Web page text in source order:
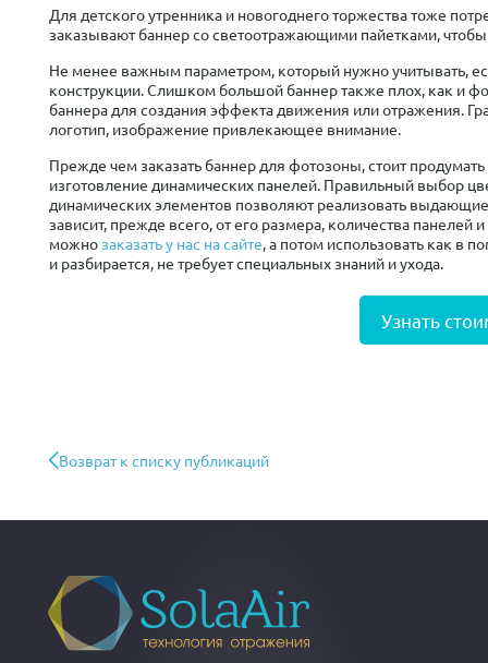
Для детского утренника и новогоднего торжества тоже
заказывают баннер со светоотражающими пайетками,
Не менее важным параметром, который нужно учитывать,
конструкции. Слишком большой баннер также плох, как и
баннера для создания эффекта движения или отражения.
логотип, изображение привлекающее внимание.
Прежде чем заказать баннер для фотозоны, стоит
изготовление динамических панелей. Правильный выбор
динамических элементов позволяют реализовать
зависит, прежде всего, от его размера, количества
можно заказать у нас на сайте, а потом использовать как в
и разбирается, не требует специальных знаний и ухода.
Узнать
Возврат к списку публикаций